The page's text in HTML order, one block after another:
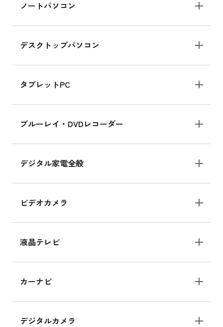
ノートパソコン
デスクトップパソコン
タブレットPC
ブルーレイ・DVDレコーダー
デジタル家電全般
ビデオカメラ
液晶テレビ
カーナビ
デジタルカメラ
ら
iPad mini シリーズ 2024
iPad mini 8.3インチ の新品買取価格
iPhone 16 シリーズ
iPhone 16 の新品買取価格
iPad Air 11インチ シリーズ
iPad Air 11インチ の新品買取価格
iPhone 15 128GB シリーズ
iPhone 15 128GB の新品買取価格